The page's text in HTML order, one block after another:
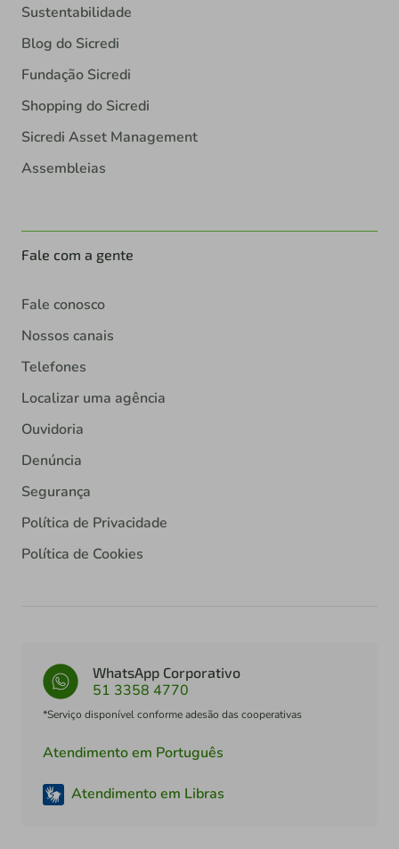
Sustentabilidade
Blog do Sicredi
Fundação Sicredi
Shopping do Sicredi
Sicredi Asset Management
Assembleias
Fale com a gente
Fale conosco
Nossos canais
Telefones
Localizar uma agência
Ouvidoria
Denúncia
Segurança
Política de Privacidade
Política de Cookies
WhatsApp Corporativo
51 3358 4770
*Serviço disponível conforme adesão das cooperativas
Atendimento em Português
Atendimento em Libras